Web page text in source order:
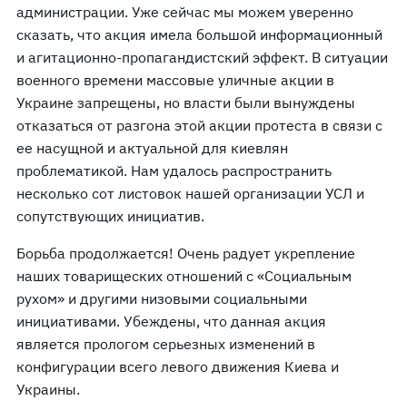
администрации. Уже сейчас мы можем уверенно
сказать, что акция имела большой информационный
и агитационно-пропагандистский эффект. В ситуации
военного времени массовые уличные акции в
Украине запрещены, но власти были вынуждены
отказаться от разгона этой акции протеста в связи с
ее насущной и актуальной для киевлян
проблематикой. Нам удалось распространить
несколько сот листовок нашей организации УСЛ и
сопутствующих инициатив.
Борьба продолжается! Очень радует укрепление
наших товарищеских отношений с «Социальным
рухом» и другими низовыми социальными
инициативами. Убеждены, что данная акция
является прологом серьезных изменений в
конфигурации всего левого движения Киева и
Украины.